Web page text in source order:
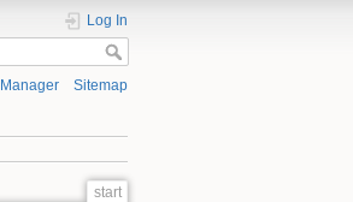
Log In
Sitemap
start